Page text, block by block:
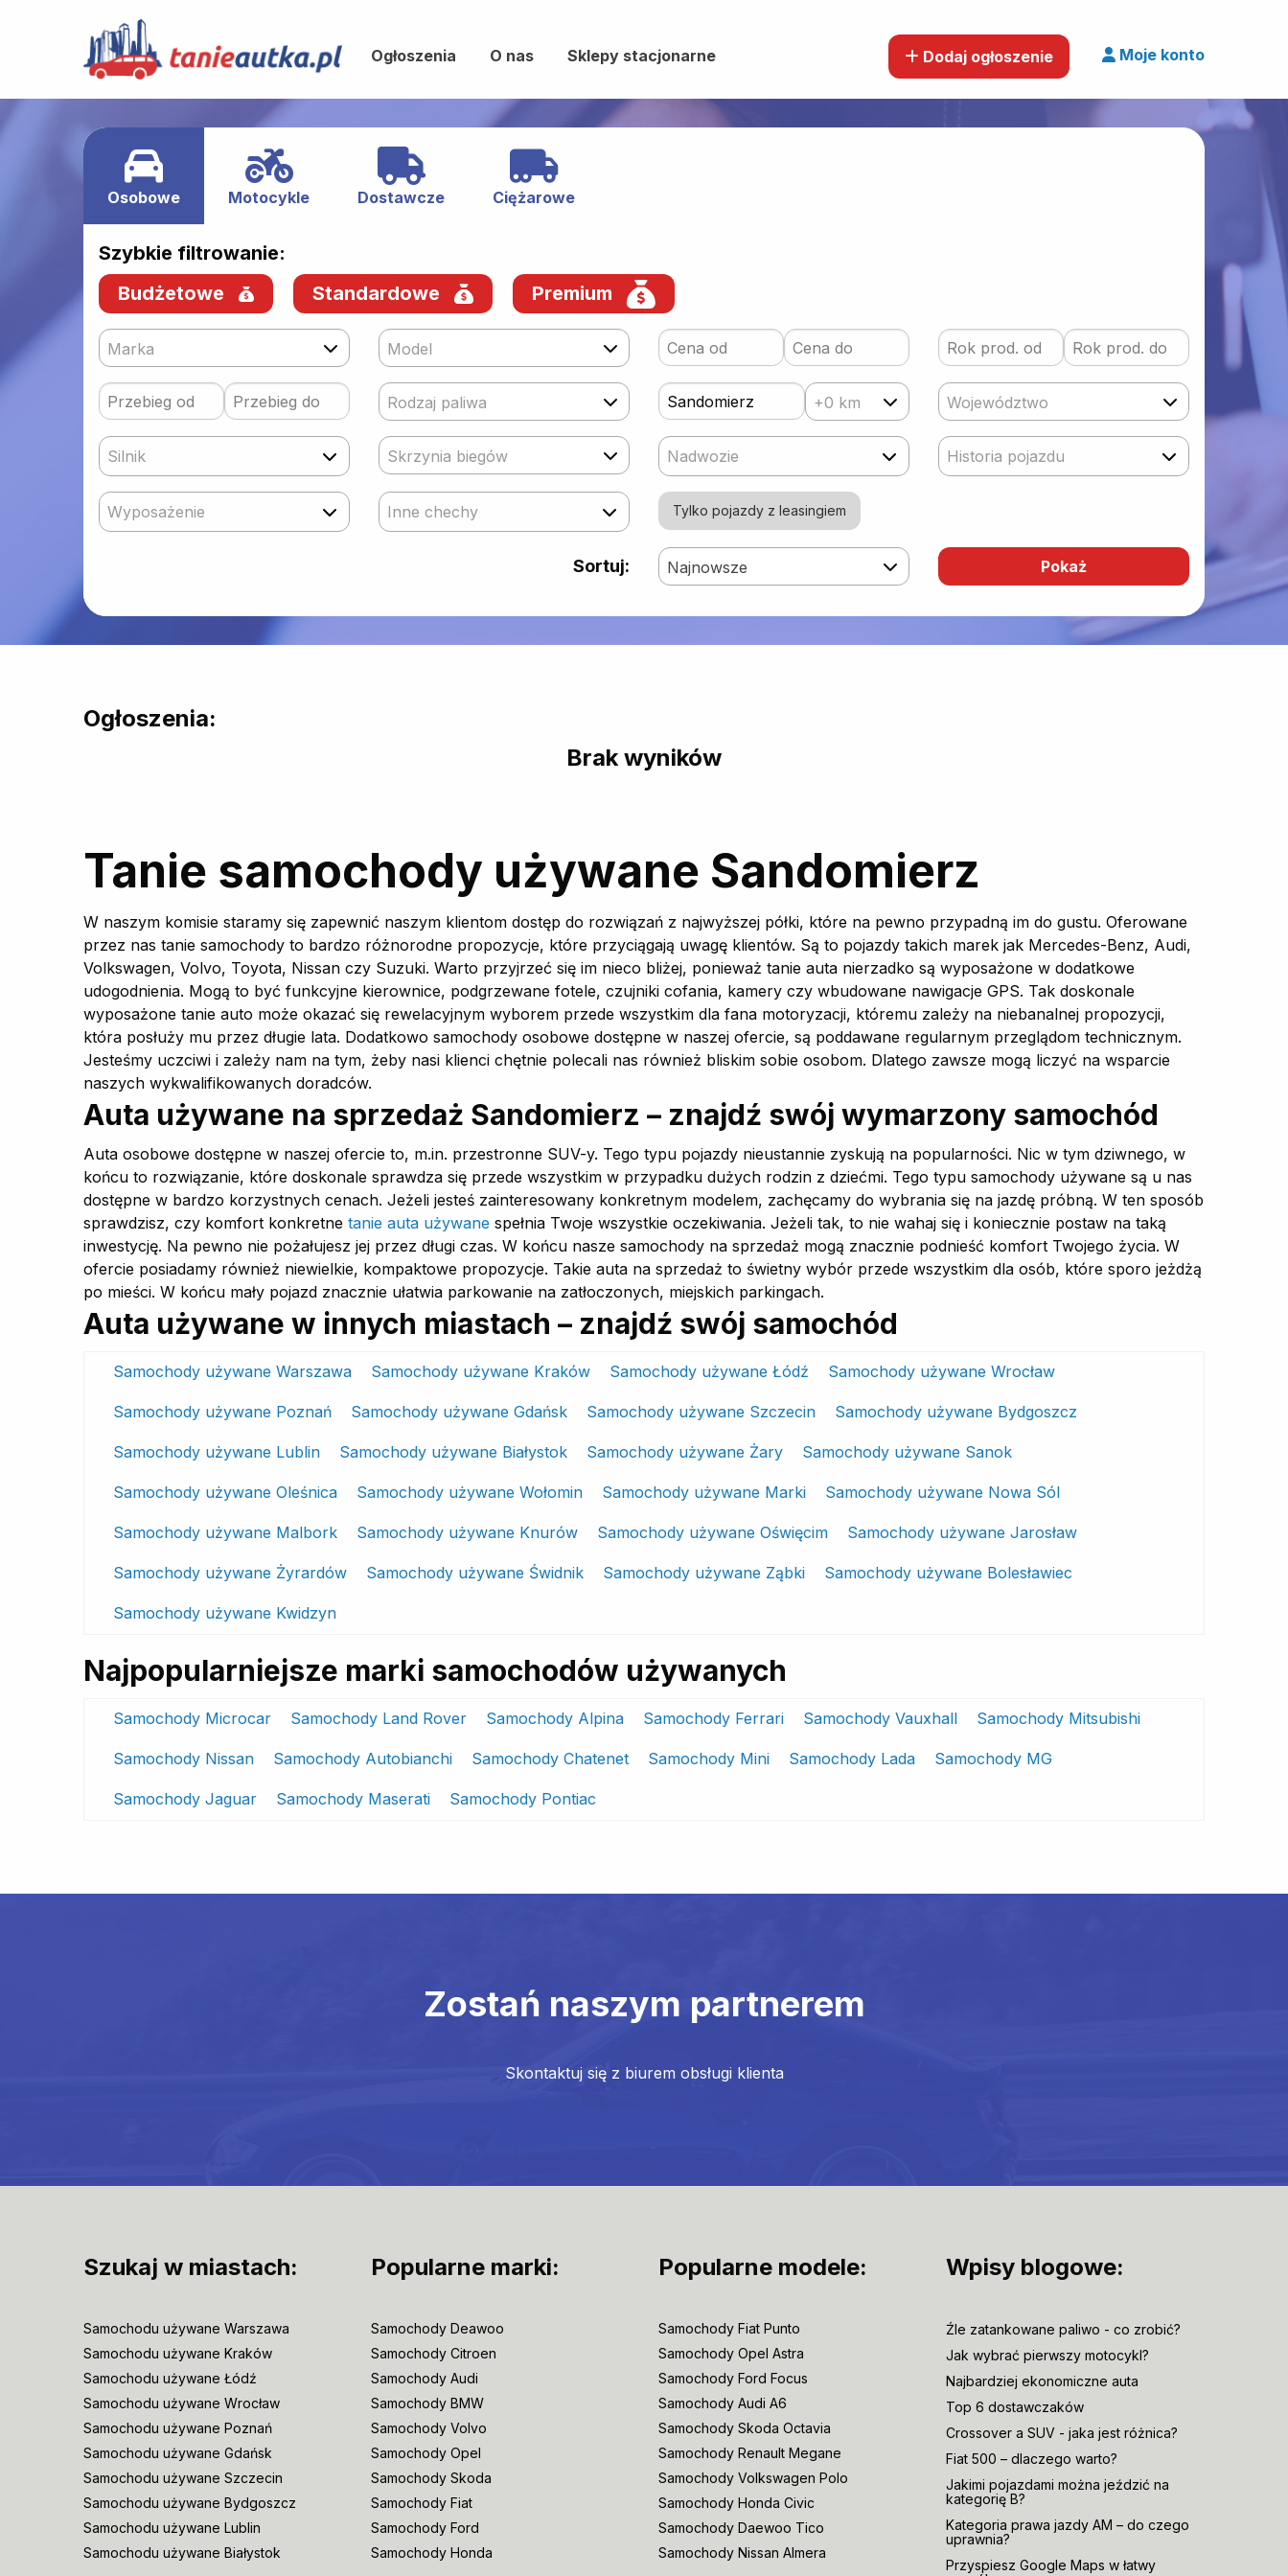
Ogłoszenia O nas Sklepy stacjonarne Dodaj ogłoszenie Moje konto
Osobowe Motocykle Dostawcze Ciężarowe
Szybkie filtrowanie:
Budżetowe
Standardowe Premium
Marka Model
Rodzaj paliwa +0 km Województwo
Silnik Skrzynia biegów Nadwozie Historia pojazdu
Wyposażenie Inne chechy Tylko pojazdy z leasingiem
Sortuj: Najnowsze
Ogłoszenia:
Brak wyników
Tanie samochody używane Sandomierz
W naszym komisie staramy się zapewnić naszym klientom dostęp do rozwiązań z najwyższej półki, które na pewno przypadną im do gustu. Oferowane
przez nas tanie samochody to bardzo różnorodne propozycje, które przyciągają uwagę klientów. Są to pojazdy takich marek jak Mercedes-Benz, Audi,
Volkswagen, Volvo, Toyota, Nissan czy Suzuki. Warto przyjrzeć się im nieco bliżej, ponieważ tanie auta nierzadko są wyposażone w dodatkowe
udogodnienia. Mogą to być funkcyjne kierownice, podgrzewane fotele, czujniki cofania, kamery czy wbudowane nawigacje GPS. Tak doskonale
wyposażone tanie auto może okazać się rewelacyjnym wyborem przede wszystkim dla fana motoryzacji, któremu zależy na niebanalnej propozycji,
która posłuży mu przez długie lata. Dodatkowo samochody osobowe dostępne w naszej ofercie, są poddawane regularnym przeglądom technicznym.
Jesteśmy uczciwi i zależy nam na tym, żeby nasi klienci chętnie polecali nas również bliskim sobie osobom. Dlatego zawsze mogą liczyć na wsparcie
naszych wykwalifikowanych doradców.
Auta używane na sprzedaż Sandomierz – znajdź swój wymarzony samochód
Auta osobowe dostępne w naszej ofercie to, m.in. przestronne SUV-y. Tego typu pojazdy nieustannie zyskują na popularności. Nic w tym dziwnego, w
końcu to rozwiązanie, które doskonale sprawdza się przede wszystkim w przypadku dużych rodzin z dziećmi. Tego typu samochody używane są u nas
dostępne w bardzo korzystnych cenach. Jeżeli jesteś zainteresowany konkretnym modelem, zachęcamy do wybrania się na jazdę próbną. W ten sposób
sprawdzisz, czy komfort konkretne tanie auta używane spełnia Twoje wszystkie oczekiwania. Jeżeli tak, to nie wahaj się i koniecznie postaw na taką
inwestycję. Na pewno nie pożałujesz jej przez długi czas. W końcu nasze samochody na sprzedaż mogą znacznie podnieść komfort Twojego życia. W
ofercie posiadamy również niewielkie, kompaktowe propozycje. Takie auta na sprzedaż to świetny wybór przede wszystkim dla osób, które sporo jeżdżą
po mieści. W końcu mały pojazd znacznie ułatwia parkowanie na zatłoczonych, miejskich parkingach.
Auta używane w innych miastach – znajdź swój samochód
Samochody używane Warszawa Samochody używane Kraków Samochody używane Łódź Samochody używane Wrocław
Samochody używane Poznań Samochody używane Gdańsk Samochody używane Szczecin Samochody używane Bydgoszcz
Samochody używane Lublin Samochody używane Białystok Samochody używane Żary Samochody używane Sanok
Samochody używane Oleśnica Samochody używane Wołomin Samochody używane Marki Samochody używane Nowa Sól
Samochody używane Malbork Samochody używane Knurów Samochody używane Oświęcim Samochody używane Jarosław
Samochody używane Żyrardów Samochody używane Świdnik Samochody używane Ząbki Samochody używane Bolesławiec
Samochody używane Kwidzyn
Najpopularniejsze marki samochodów używanych
Samochody Microcar Samochody Land Rover Samochody Alpina Samochody Ferrari Samochody Vauxhall Samochody Mitsubishi
Samochody Nissan Samochody Autobianchi Samochody Chatenet Samochody Mini Samochody Lada Samochody MG
Samochody Jaguar Samochody Maserati Samochody Pontiac
Zostań naszym partnerem
Skontaktuj się z biurem obsługi klienta
Szukaj w miastach:
Samochodu używane Warszawa
Samochodu używane Kraków
Samochodu używane Łódź
Samochodu używane Wrocław
Samochodu używane Poznań
Samochodu używane Gdańsk
Samochodu używane Szczecin
Samochodu używane Bydgoszcz
Samochodu używane Lublin
Samochodu używane Białystok
Popularne marki:
Samochody Deawoo
Samochody Citroen
Samochody Audi
Samochody BMW
Samochody Volvo
Samochody Opel
Samochody Skoda
Samochody Fiat
Samochody Ford
Samochody Honda
Popularne modele:
Samochody Fiat Punto
Samochody Opel Astra
Samochody Ford Focus
Samochody Audi A6
Samochody Skoda Octavia
Samochody Renault Megane
Samochody Volkswagen Polo
Samochody Honda Civic
Samochody Daewoo Tico
Samochody Nissan Almera
Wpisy blogowe:
Źle zatankowane paliwo - co zrobić?
Jak wybrać pierwszy motocykl?
Najbardziej ekonomiczne auta
Top 6 dostawczaków
Crossover a SUV - jaka jest różnica?
Fiat 500 – dlaczego warto?
Jakimi pojazdami można jeździć na
kategorię B?
Kategoria prawa jazdy AM – do czego
uprawnia?
Przyspiesz Google Maps w łatwy